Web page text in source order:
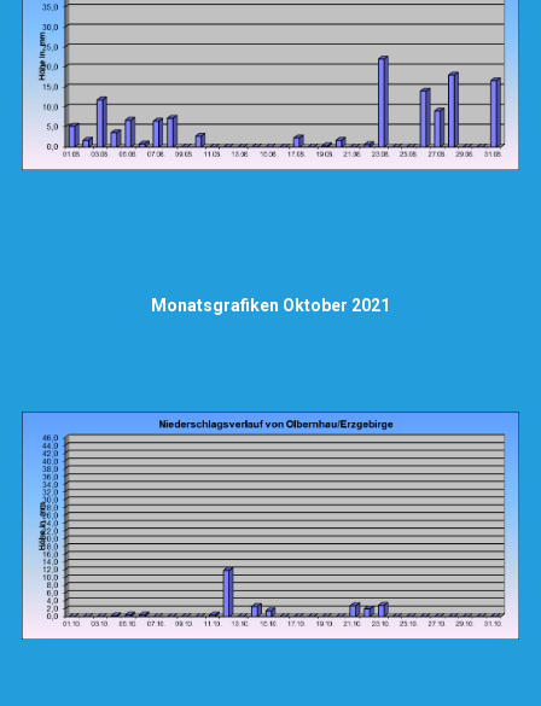
Monatsgrafiken Oktober 2021